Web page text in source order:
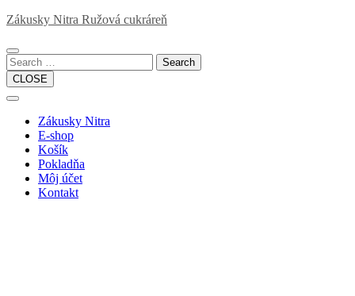
Skip
content
Zákusky Nitra Ružová cukráreň
Search
CLOSE
Open
Button
Close
Button
Zákusky Nitra
E-shop
Košík
Pokladňa
Môj účet
Kontakt